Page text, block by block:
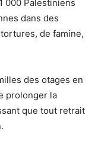
000 Palestiniens
dans des
de famine,
des otages en
prolonger la
que tout retrait